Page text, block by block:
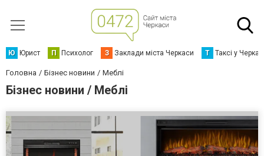
Ю Юрист П Психолог З Заклади міста Черкаси Т Таксі у
Головна Бізнес новини Меблі
Бізнес новини / Меблі